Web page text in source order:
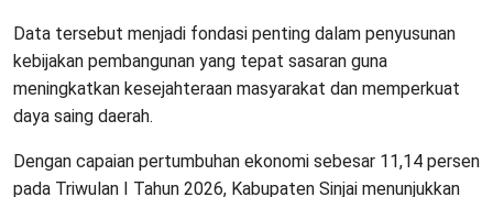
Data tersebut menjadi fondasi penting dalam penyusunan
kebijakan pembangunan yang tepat sasaran guna
meningkatkan kesejahteraan masyarakat dan memperkuat
daya saing daerah.
Dengan capaian pertumbuhan ekonomi sebesar 11,14 persen
pada Triwulan I Tahun 2026, Kabupaten Sinjai menunjukkan